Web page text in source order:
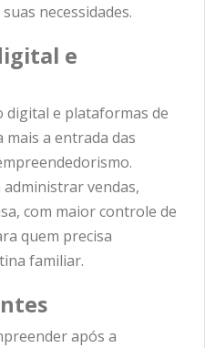
necessidades.
e
digital e plataformas de
a entrada das
vendas,
com maior controle de
quem precisa
familiar.
após a